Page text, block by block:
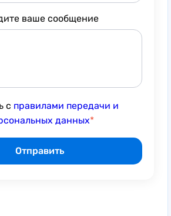
ваше сообщение
с правилами передачи и
данных